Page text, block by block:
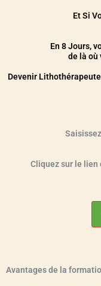
Et Si
En 8 Jours,
de là où
Devenir
Cliquez sur le lien
Avantages de la